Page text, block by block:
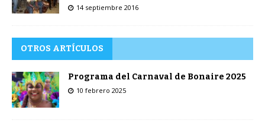
14 septiembre 2016
OTROS ARTÍCULOS
Programa del Carnaval de Bonaire 2025
10 febrero 2025